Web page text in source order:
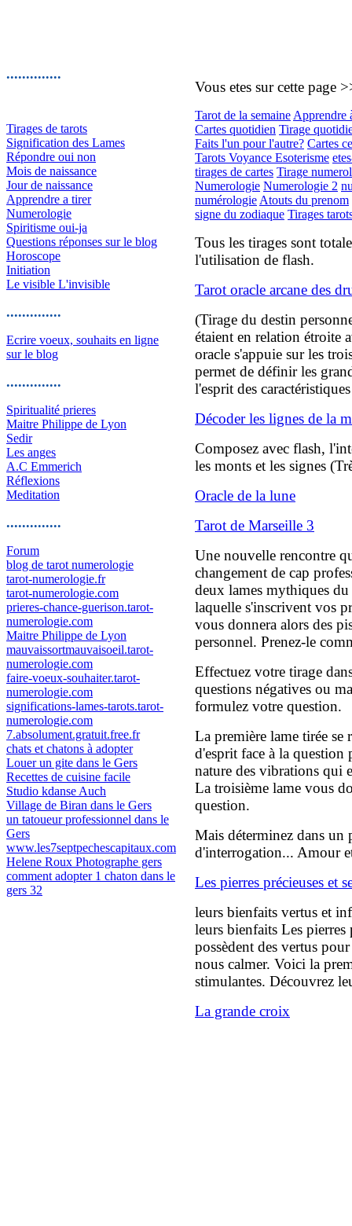
..............
Tirages de tarots
Signification des Lames
Répondre oui non
Mois de naissance
Jour de naissance
Apprendre a tirer
Numerologie
Spiritisme oui-ja
Questions réponses sur le blog
Horoscope
Initiation
Le visible L'invisible
..............
Ecrire voeux, souhaits en ligne
sur le blog
..............
Spiritualité prieres
Maitre Philippe de Lyon
Sedir
Les anges
A.C Emmerich
Réflexions
Meditation
..............
Forum
blog de tarot numerologie
tarot-numerologie.fr
tarot-numerologie.com
prieres-chance-guerison.tarot-
numerologie.com
Maitre Philippe de Lyon
mauvaissortmauvaisoeil.tarot-
numerologie.com
faire-voeux-souhaiter.tarot-
numerologie.com
significations-lames-tarots.tarot-
numerologie.com
7.absolument.gratuit.free.fr
chats et chatons à adopter
Louer un gite dans le Gers
Recettes de cuisine facile
Studio kdanse Auch
Village de Biran dans le Gers
un tatoueur professionnel dans le
Gers
www.les7septpechescapitaux.com
Helene Roux Photographe gers
comment adopter 1 chaton dans le
gers 32
Vous etes sur cette page
Tarot de la semaine Apprendre
Cartes quotidien Tirage
Faits l'un pour l'autre? Cartes
Tarots Voyance Esoterisme
tirages de cartes Tirage
Numerologie Numerologie 2
numérologie Atouts du prenom
signe du zodiaque Tirages
Tous les tirages sont
l'utilisation de flash.
Tarot oracle arcane des
(Tirage du destin
étaient en relation étroite
oracle s'appuie sur les
permet de définir les
l'esprit des
Décoder les lignes de la
Composez avec flash,
les monts et les signes
Oracle de la lune
Tarot de Marseille 3
Une nouvelle rencontre
changement de cap
deux lames mythiques
laquelle s'inscrivent vos
vous donnera alors des
personnel. Prenez-le
Effectuez votre tirage
questions négatives ou
formulez votre question.
La première lame tirée se
d'esprit face à la question
nature des vibrations qui
La troisième lame vous
question.
Mais déterminez dans un
d'interrogation... Amour
Les pierres précieuses et
leurs bienfaits vertus et
leurs bienfaits Les pierres
possèdent des vertus
nous calmer. Voici la
stimulantes. Découvrez
La grande croix